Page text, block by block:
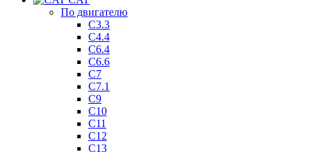
По двигателю
C3.3
C4.4
C6.4
C6.6
C7
C7.1
C9
C10
C11
C12
C13